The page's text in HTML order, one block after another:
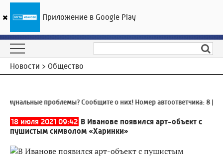
ГТРК «Ивтелерадио»
Новости > Общество
проблемы? Сообщите о них! Номер автоответчика:8
18 июля 2021 09:42 В Иванове появился арт-объект с
пушистым символом «Харинки»
Приложение в Google Play